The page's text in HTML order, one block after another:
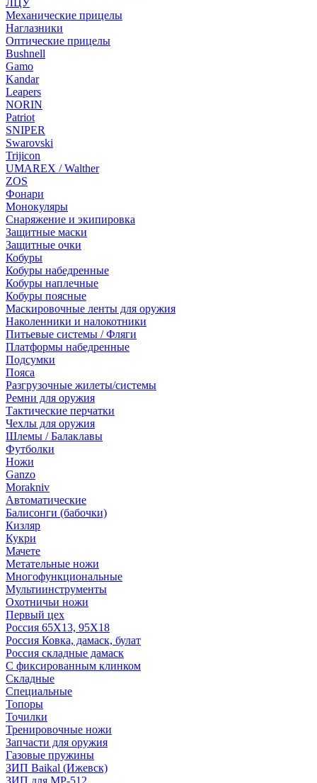
ЛЦУ
Механические прицелы
Наглазники
Оптические прицелы
Bushnell
Gamo
Kandar
Leapers
NORIN
Patriot
SNIPER
Swarovski
Trijicon
UMAREX / Walther
ZOS
Фонари
Монокуляры
Снаряжение и экипировка
Защитные маски
Защитные очки
Кобуры
Кобуры набедренные
Кобуры наплечные
Кобуры поясные
Маскировочные ленты для оружия
Наколенники и налокотники
Питьевые системы / Фляги
Платформы набедренные
Подсумки
Пояса
Разгрузочные жилеты/системы
Ремни для оружия
Тактические перчатки
Чехлы для оружия
Шлемы / Балаклавы
Футболки
Ножи
Ganzo
Morakniv
Автоматические
Балисонги (бабочки)
Кизляр
Кукри
Мачете
Метательные ножи
Многофункциональные
Мультиинструменты
Охотничьи ножи
Первый цех
Россия 65Х13, 95Х18
Россия Ковка, дамаск, булат
Россия складные дамаск
С фиксированным клинком
Складные
Специальные
Топоры
Точилки
Тренировочные ножи
Запчасти для оружия
Газовые пружины
ЗИП Baikal (Ижевск)
ЗИП для МР-512